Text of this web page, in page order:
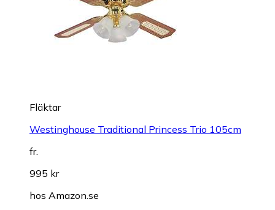
Fläktar
Westinghouse Traditional Princess Trio 105cm
fr.
995 kr
hos Amazon.se